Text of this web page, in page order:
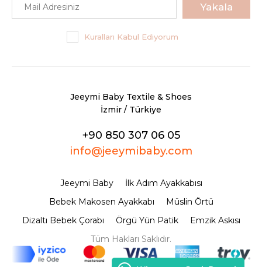
Yakala
Kuralları Kabul Ediyorum
Jeeymi Baby Textile & Shoes
İzmir / Türkiye
+90 850 307 06 05
info@jeeymibaby.com
Jeeymi Baby
İlk Adım Ayakkabısı
Bebek Makosen Ayakkabı
Müslin Örtü
Dizaltı Bebek Çorabı
Örgü Yün Patik
Emzik Askısı
Tüm Hakları Saklıdır.